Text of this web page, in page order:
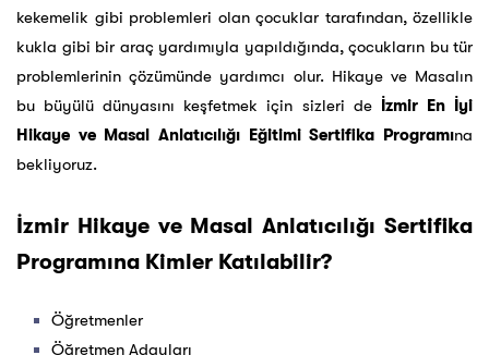
kekemelik gibi problemleri olan çocuklar tarafından, özellikle
kukla gibi bir araç yardımıyla yapıldığında, çocukların bu tür
problemlerinin çözümünde yardımcı olur. Hikaye ve Masalın
bu büyülü dünyasını keşfetmek için sizleri de İzmir En İyi
Hikaye ve Masal Anlatıcılığı Eğitimi Sertifika Programına
bekliyoruz.
İzmir Hikaye ve Masal Anlatıcılığı Sertifika
Programına Kimler Katılabilir?
Öğretmenler
Öğretmen Adayları